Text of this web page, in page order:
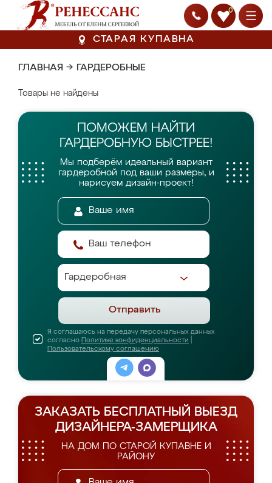
0
СТАРАЯ КУПАВНА
ГЛАВНАЯ → ГАРДЕРОБНЫЕ
Товары не найдены
ПОМОЖЕМ НАЙТИ
ГАРДЕРОБНУЮ БЫСТРЕЕ!
Мы подберём идеальный вариант
гардеробной под ваши размеры, и
нарисуем дизайн-проект!
Отправить
Я соглашаюсь на передачу персональных данных
согласно Политике конфиденциальности
Пользовательскому соглашению
ЗАКАЗАТЬ БЕСПЛАТНЫЙ ВЫЕЗД
ДИЗАЙНЕРА-ЗАМЕРЩИКА
НА ДОМ ПО СТАРОЙ КУПАВНЕ И
РАЙОНУ